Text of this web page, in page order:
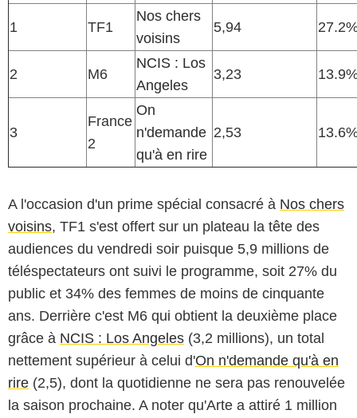
1 TF1
Nos chers
voisins
5,94
2 M6
NCIS : Los
Angeles
3,23
3
France
2
On
n'demande
qu'à en rire
2,53
A l'occasion d'un prime spécial consacré à Nos chers
voisins, TF1 s'est offert sur un plateau la tête des
audiences du vendredi soir puisque 5,9 millions de
téléspectateurs ont suivi le programme, soit 27% du
public et 34% des femmes de moins de cinquante
ans. Derrière c'est M6 qui obtient la deuxième place
grâce à NCIS : Los Angeles (3,2 millions), un total
nettement supérieur à celui d'On n'demande qu'à en
rire (2,5), dont la quotidienne ne sera pas renouvelée
la saison prochaine. A noter qu'Arte a attiré 1 million